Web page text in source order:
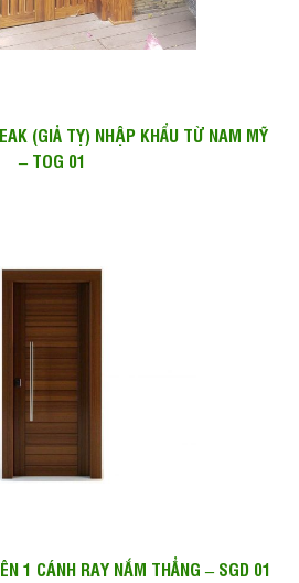
(GIẢ TỴ) NHẬP KHẨU TỪ NAM MỸ
– TOG 01
1 CÁNH RAY NẮM THẲNG – SGD 01